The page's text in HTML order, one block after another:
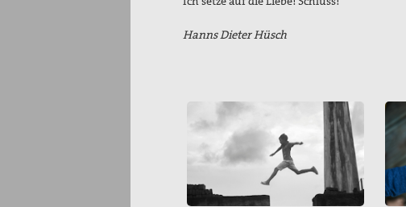
Hanns Dieter Hüsch